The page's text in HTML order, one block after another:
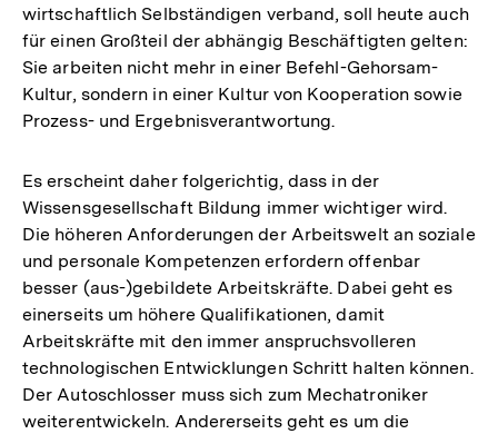
wirtschaftlich Selbständigen verband, soll heute auch
für einen Großteil der abhängig Beschäftigten gelten:
Sie arbeiten nicht mehr in einer Befehl-Gehorsam-
Kultur, sondern in einer Kultur von Kooperation sowie
Prozess- und Ergebnisverantwortung.
Es erscheint daher folgerichtig, dass in der
Wissensgesellschaft Bildung immer wichtiger wird.
Die höheren Anforderungen der Arbeitswelt an soziale
und personale Kompetenzen erfordern offenbar
besser (aus-)gebildete Arbeitskräfte. Dabei geht es
einerseits um höhere Qualifikationen, damit
Arbeitskräfte mit den immer anspruchsvolleren
technologischen Entwicklungen Schritt halten können.
Der Autoschlosser muss sich zum Mechatroniker
weiterentwickeln. Andererseits geht es um die